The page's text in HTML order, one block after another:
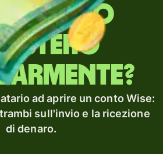
denaro
ad aprire un conto Wise:
sull'invio e la ricezione
di denaro.